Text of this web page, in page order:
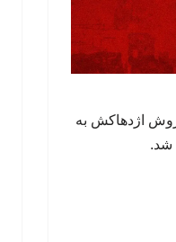
اژدهاکش به
شد.